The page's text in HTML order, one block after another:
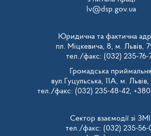
lv@dsp.gov.ua
Юридична та фактична
пл. Міцкевича, 8, м. Львів,
тел./факс: (032) 235-76-
Громадська
вул.Гуцульська, 11А, м.
тел./факс: (032) 235-48-42,
Сектор взаємодії зі
тел./факс: (032) 235-56-